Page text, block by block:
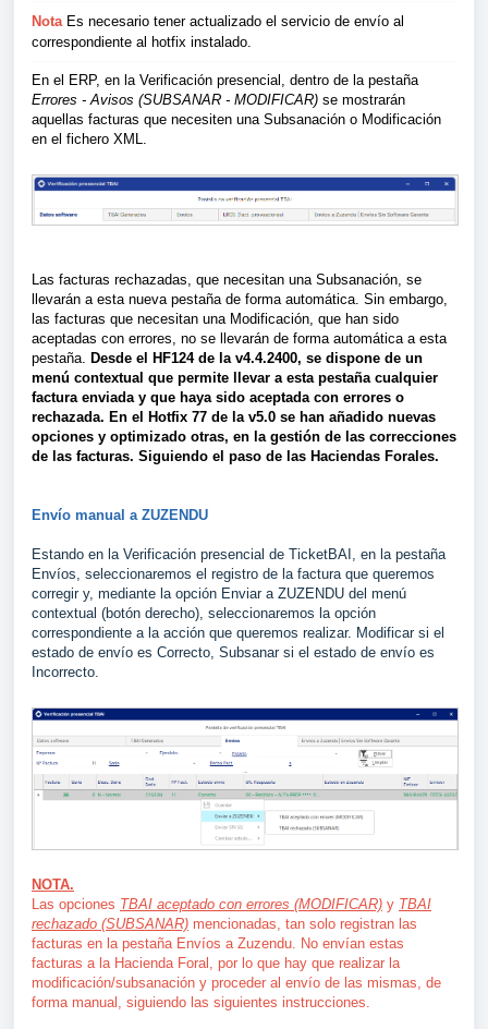
NotaEs necesario tener actualizado el servicio de envío al
correspondiente al hotfix instalado.
En el ERP, en la Verificación presencial, dentro de la pestaña
Errores - Avisos (SUBSANAR - MODIFICAR) se mostrarán
aquellas facturas que necesiten una Subsanación o Modificación
en el fichero XML.
Las facturas rechazadas, que necesitan una Subsanación, se
llevarán a esta nueva pestaña de forma automática. Sin embargo,
las facturas que necesitan una Modificación, que han sido
aceptadas con errores, no se llevarán de forma automática a esta
pestaña. Desde el HF124 de la v4.4.2400, se dispone de un
menú contextual que permite llevar a esta pestaña cualquier
factura enviada y que haya sido aceptada con errores o
rechazada. En el Hotfix 77 de la v5.0 se han añadido nuevas
opciones y optimizado otras, en la gestión de las correcciones
de las facturas. Siguiendo el paso de las Haciendas Forales.
Envío manual a ZUZENDU
Estando en la Verificación presencial de TicketBAI, en la pestaña
Envíos, seleccionaremos el registro de la factura que queremos
corregir y, mediante la opción Enviar a ZUZENDU del menú
contextual (botón derecho), seleccionaremos la opción
correspondiente a la acción que queremos realizar. Modificar si el
estado de envío es Correcto, Subsanar si el estado de envío es
Incorrecto.
NOTA.
Las opciones TBAI aceptado con errores (MODIFICAR) y TBAI
rechazado (SUBSANAR) mencionadas, tan solo registran las
facturas en la pestaña Envíos a Zuzendu. No envían estas
facturas a la Hacienda Foral, por lo que hay que realizar la
modificación/subsanación y proceder al envío de las mismas, de
forma manual, siguiendo las siguientes instrucciones.